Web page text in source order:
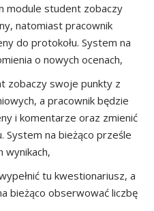
module student zobaczy
natomiast pracownik
do protokołu. System na
o nowych ocenach,
zobaczy swoje punkty z
a pracownik będzie
i komentarze oraz zmienić
System na bieżąco prześle
wynikach,
tu kwestionariusz, a
bieżąco obserwować liczbę